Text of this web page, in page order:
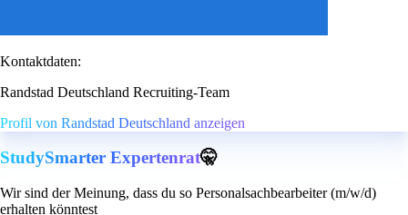
Kontaktdaten:
Randstad Deutschland Recruiting-Team
Profil von Randstad Deutschland anzeigen
StudySmarter Expertenrat🤫
Wir sind der Meinung, dass du so Personalsachbearbeiter (m/w/d)
erhalten könntest